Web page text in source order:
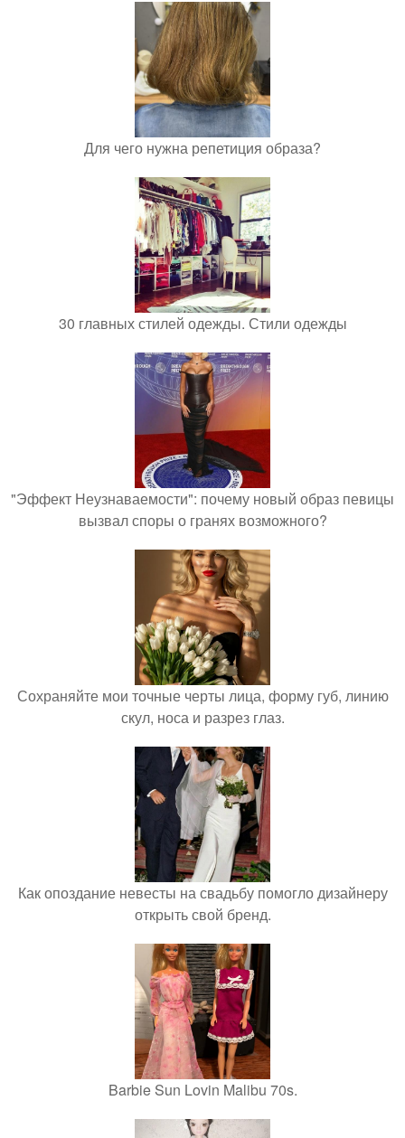
Для чего нужна репетиция образа?
30 главных стилей одежды. Стили одежды
"Эффект Неузнаваемости": почему новый образ певицы
вызвал споры о гранях возможного?
Сохраняйте мои точные черты лица, форму губ, линию
скул, носа и разрез глаз.
Как опоздание невесты на свадьбу помогло дизайнеру
открыть свой бренд.
Barbie Sun Lovin Malibu 70s.